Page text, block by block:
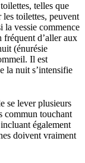
telles que
les toilettes, peuvent
la vessie commence
d’aller aux
(énurésie
Il est
la nuit s’intensifie
se lever plusieurs
commun touchant
également
doivent vraiment